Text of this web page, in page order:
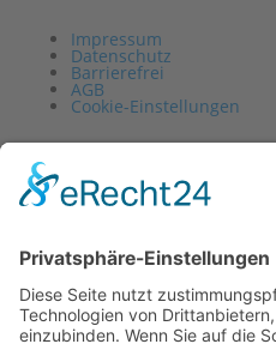
Impressum
Datenschutz
Barrierefrei
AGB
Cookie-Einstellungen
Vertrag widerrufen
Impressum
Datenschutz
Barrierefrei